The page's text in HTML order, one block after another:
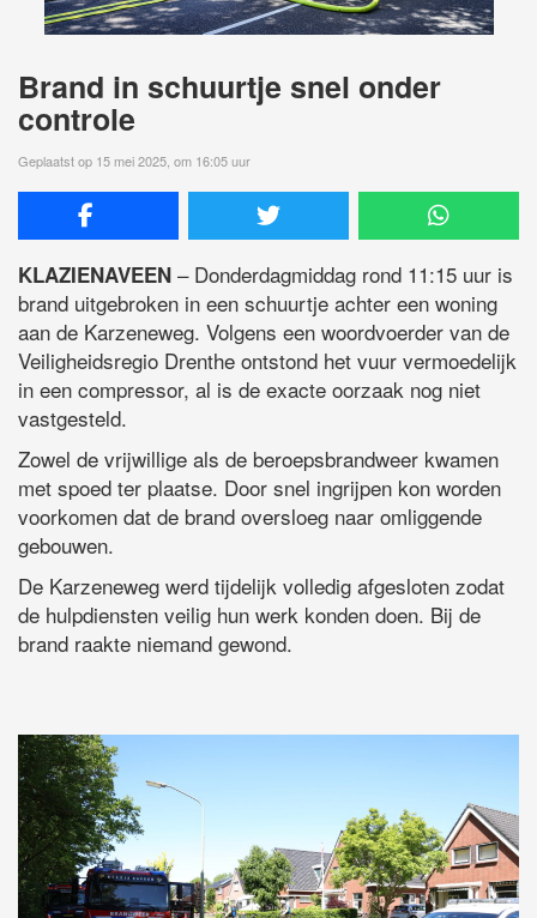
Brand in schuurtje snel onder
controle
Geplaatst op 15 mei 2025, om 16:05 uur
KLAZIENAVEEN – Donderdagmiddag rond 11:15 uur is
brand uitgebroken in een schuurtje achter een woning
aan de Karzeneweg. Volgens een woordvoerder van de
Veiligheidsregio Drenthe ontstond het vuur vermoedelijk
in een compressor, al is de exacte oorzaak nog niet
vastgesteld.
Zowel de vrijwillige als de beroepsbrandweer kwamen
met spoed ter plaatse. Door snel ingrijpen kon worden
voorkomen dat de brand oversloeg naar omliggende
gebouwen.
De Karzeneweg werd tijdelijk volledig afgesloten zodat
de hulpdiensten veilig hun werk konden doen. Bij de
brand raakte niemand gewond.